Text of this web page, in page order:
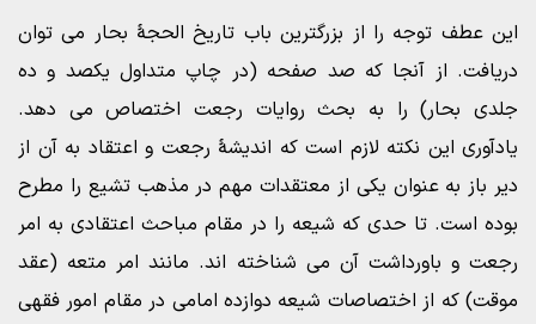
این عطف توجه را از بزرگترین باب تاریخ الحجۀ بحار می توان
دریافت. از آنجا که صد صفحه (در چاپ متداول یکصد و ده
جلدی بحار) را به بحث روایات رجعت اختصاص می دهد.‌
یادآوری این نکته لازم است که اندیشۀ رجعت و اعتقاد به آن از
دیر باز به عنوان یکی از معتقدات مهم در مذهب تشیع را مطرح
بوده است. تا حدی که شیعه را در مقام مباحث اعتقادی به امر
رجعت و باورداشت آن می شناخته اند. مانند امر متعه (عقد
موقت) که از اختصاصات شیعه دوازده امامی در مقام امور فقهی